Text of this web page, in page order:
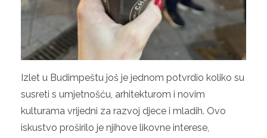
Izlet u Budimpeštu još je jednom potvrdio koliko su
susreti s umjetnošću, arhitekturom i novim
kulturama vrijedni za razvoj djece i mladih. Ovo
iskustvo proširilo je njihove likovne interese,